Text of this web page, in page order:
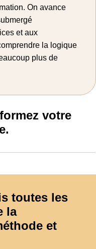
On avance
et aux
la logique
plus de
votre
toutes les
la
et